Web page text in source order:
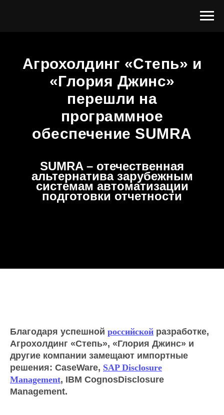
Агрохолдинг «Степь» и
«Глория Джинс»
перешли на
программное
обеспечение SUMRA
SUMRA – отечественная
альтернатива зарубежным
системам автоматизации
подготовки отчетности
Благодаря успешной российской разработке,
Агрохолдинг «Степь», «Глория Джинс» и
другие компании замещают импортные
решения: CaseWare, SAP Disclosure
Management, IBM CognosDisclosure
Management.